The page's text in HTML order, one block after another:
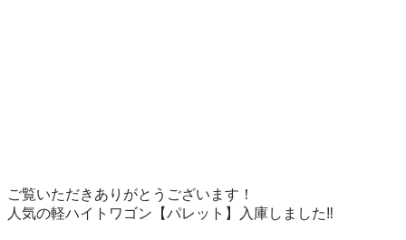
ご覧いただきありがとうございます！
人気の軽ハイトワゴン【パレット】入庫しました‼️